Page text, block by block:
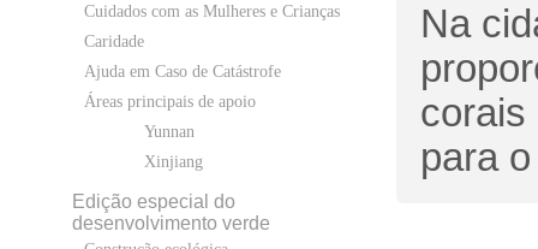
Cuidados com as Mulheres e Crianças
Caridade
Ajuda em Caso de Catástrofe
Áreas principais de apoio
Yunnan
Xinjiang
Edição especial do
desenvolvimento verde
Na
corais
para